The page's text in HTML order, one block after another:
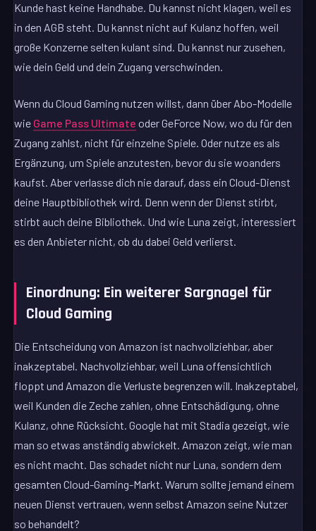
Kunde hast keine Handhabe. Du kannst nicht klagen, weil es
in den AGB steht. Du kannst nicht auf Kulanz hoffen, weil
große Konzerne selten kulant sind. Du kannst nur zusehen,
wie dein Geld und dein Zugang verschwinden.
Wenn du Cloud Gaming nutzen willst, dann über Abo-Modelle
wie Game Pass Ultimate oder GeForce Now, wo du für den
Zugang zahlst, nicht für einzelne Spiele. Oder nutze es als
Ergänzung, um Spiele anzutesten, bevor du sie woanders
kaufst. Aber verlasse dich nie darauf, dass ein Cloud-Dienst
deine Hauptbibliothek wird. Denn wenn der Dienst stirbt,
stirbt auch deine Bibliothek. Und wie Luna zeigt, interessiert
es den Anbieter nicht, ob du dabei Geld verlierst.
Einordnung: Ein weiterer Sargnagel für
Cloud Gaming
Die Entscheidung von Amazon ist nachvollziehbar, aber
inakzeptabel. Nachvollziehbar, weil Luna offensichtlich
floppt und Amazon die Verluste begrenzen will. Inakzeptabel,
weil Kunden die Zeche zahlen, ohne Entschädigung, ohne
Kulanz, ohne Rücksicht. Google hat mit Stadia gezeigt, wie
man so etwas anständig abwickelt. Amazon zeigt, wie man
es nicht macht. Das schadet nicht nur Luna, sondern dem
gesamten Cloud-Gaming-Markt. Warum sollte jemand einem
neuen Dienst vertrauen, wenn selbst Amazon seine Nutzer
so behandelt?